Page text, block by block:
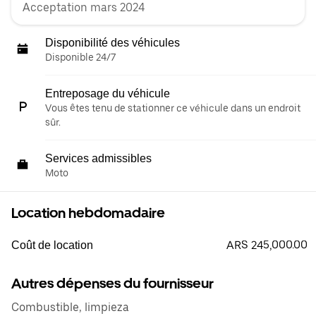
Acceptation mars 2024
Disponibilité des véhicules
Disponible 24/7
Entreposage du véhicule
Vous êtes tenu de stationner ce véhicule dans un endroit
sûr.
Services admissibles
Moto
Location hebdomadaire
Coût de location ARS 245,000.00
Autres dépenses du fournisseur
Combustible, limpieza